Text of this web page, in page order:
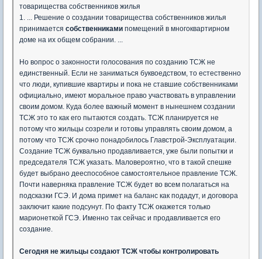
товарищества собственников жилья
1. ... Решение о создании товарищества собственников жилья
принимается собственниками помещений в многоквартирном
доме на их общем собрании. ...
Но вопрос о законности голосования по созданию ТСЖ не
единственный. Если не заниматься буквоедством, то естественно
что люди, купившие квартиры и пока не ставшие собственниками
официально, имеют моральное право участвовать в управлении
своим домом. Куда более важный момент в нынешнем создании
ТСЖ это то как его пытаются создать. ТСЖ планируется не
потому что жильцы созрели и готовы управлять своим домом, а
потому что ТСЖ срочно понадобилось Главстрой-Эксплуатации.
Создание ТСЖ буквально продавливается, уже были попытки и
председателя ТСЖ указать. Маловероятно, что в такой спешке
будет выбрано дееспособное самостоятельное правление ТСЖ.
Почти наверняка правление ТСЖ будет во всем полагаться на
подсказки ГСЭ. И дома примет на баланс как подадут, и договора
заключит какие подсунут. По факту ТСЖ окажется только
марионеткой ГСЭ. Именно так сейчас и продавливается его
создание.
Сегодня не жильцы создают ТСЖ чтобы контролировать